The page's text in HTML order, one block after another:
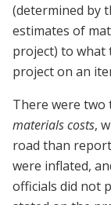
(determined by
estimates of
project) to what
project on an
There were two
materials costs,
road than
were inflated,
officials did not